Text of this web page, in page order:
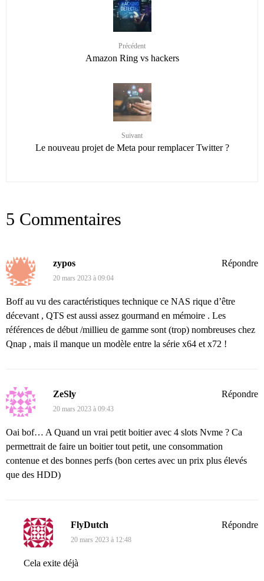
Précédent
Amazon Ring vs hackers
Suivant
Le nouveau projet de Meta pour remplacer Twitter ?
5 Commentaires
zypos
20 mars 2023 à 09:04
Boff au vu des caractéristiques technique ce NAS rique d’être
décevant , QTS est aussi assez gourmand en mémoire . Les
références de début /millieu de gamme sont (trop) nombreuses chez
Qnap , mais il manque un modèle entre la série x64 et x72 !
Répondre
ZeSly
20 mars 2023 à 09:43
Oai bof… A Quand un vrai petit boitier avec 4 slots Nvme ? Ca
permettrait de faire un boitier tout petit, une consommation
contenue et des bonnes perfs (bon certes avec un prix plus élevés
que des HDD)
Répondre
FlyDutch
20 mars 2023 à 12:48
Cela exite déjà
Répondre